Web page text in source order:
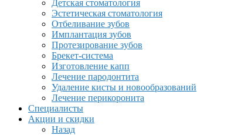
Детская стоматология
Эстетическая стоматология
Отбеливание зубов
Имплантация зубов
Протезирование зубов
Брекет-система
Изготовление капп
Лечение пародонтита
Удаление кисты и новообразований
Лечение перикоронита
Специалисты
Акции и скидки
Назад